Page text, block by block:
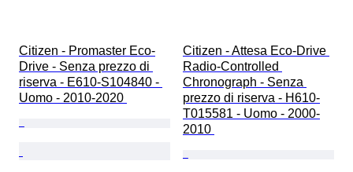
Citizen - Promaster Eco-
Drive - Senza prezzo di
riserva - E610-S104840 -
Uomo - 2010-2020
Citizen - Attesa Eco-Drive
Radio-Controlled
Chronograph - Senza
prezzo di riserva - H610-
T015581 - Uomo - 2000-
2010